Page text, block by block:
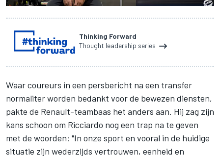
Thinking Forward
Thought leadership series
Waar coureurs in een persbericht na een transfer
normaliter worden bedankt voor de bewezen diensten,
pakte de Renault-teambaas het anders aan. Hij zag zijn
kans schoon om Ricciardo nog een trap na te geven
met de woorden: "In onze sport en vooral in de huidige
situatie zijn wederzijds vertrouwen, eenheid en